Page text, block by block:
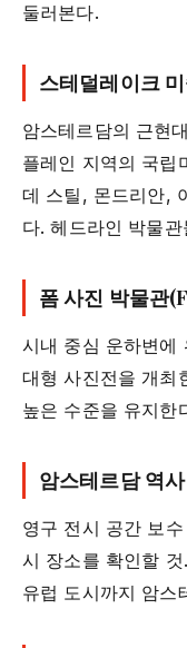
둘러본다.
스테덜레이크
암스테르담의 근현
플레인 지역의 국립
데 스틸, 몬드리안,
다. 헤드라인 박물
폼 사진 박물관
시내 중심 운하변에
대형 사진전을 개최
높은 수준을 유지한
암스테르담 역
영구 전시 공간 보
시 장소를 확인할
유럽 도시까지 암스